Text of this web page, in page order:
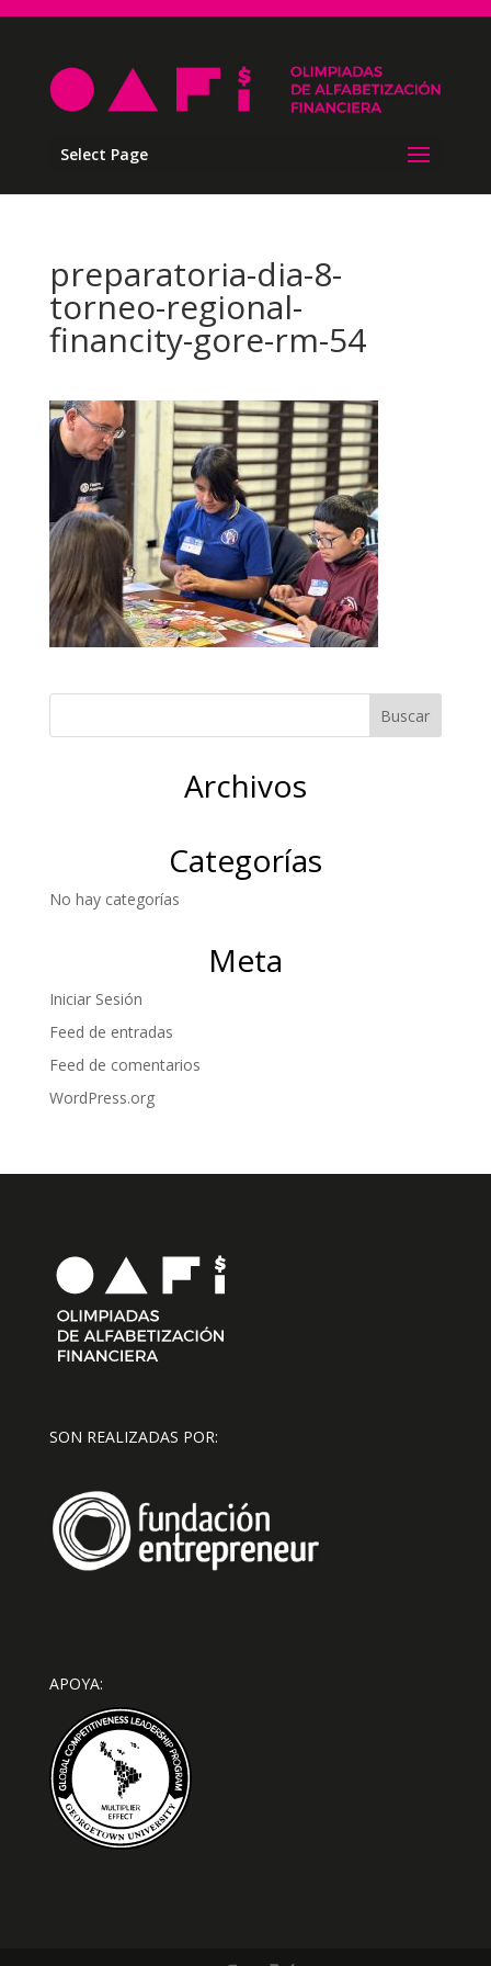
Select Page
preparatoria-dia-8-
torneo-regional-
financity-gore-rm-54
Archivos
Categorías
No hay categorías
Meta
Iniciar Sesión
Feed de entradas
Feed de comentarios
WordPress.org
SON REALIZADAS POR:
APOYA: